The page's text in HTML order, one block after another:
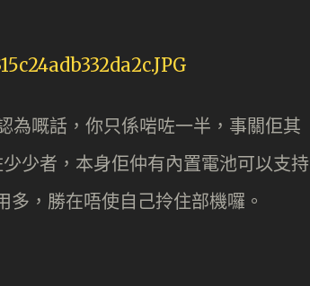
為嘅話，你只係啱咗一半，事關佢其
少者，本身佢仲有內置電池可以支持
，勝在唔使自己拎住部機囉。